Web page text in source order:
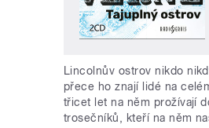
Lincolnův ostrov nikdo
přece ho znají lidé na
třicet let na něm prožívají
trosečníků, kteří na něm